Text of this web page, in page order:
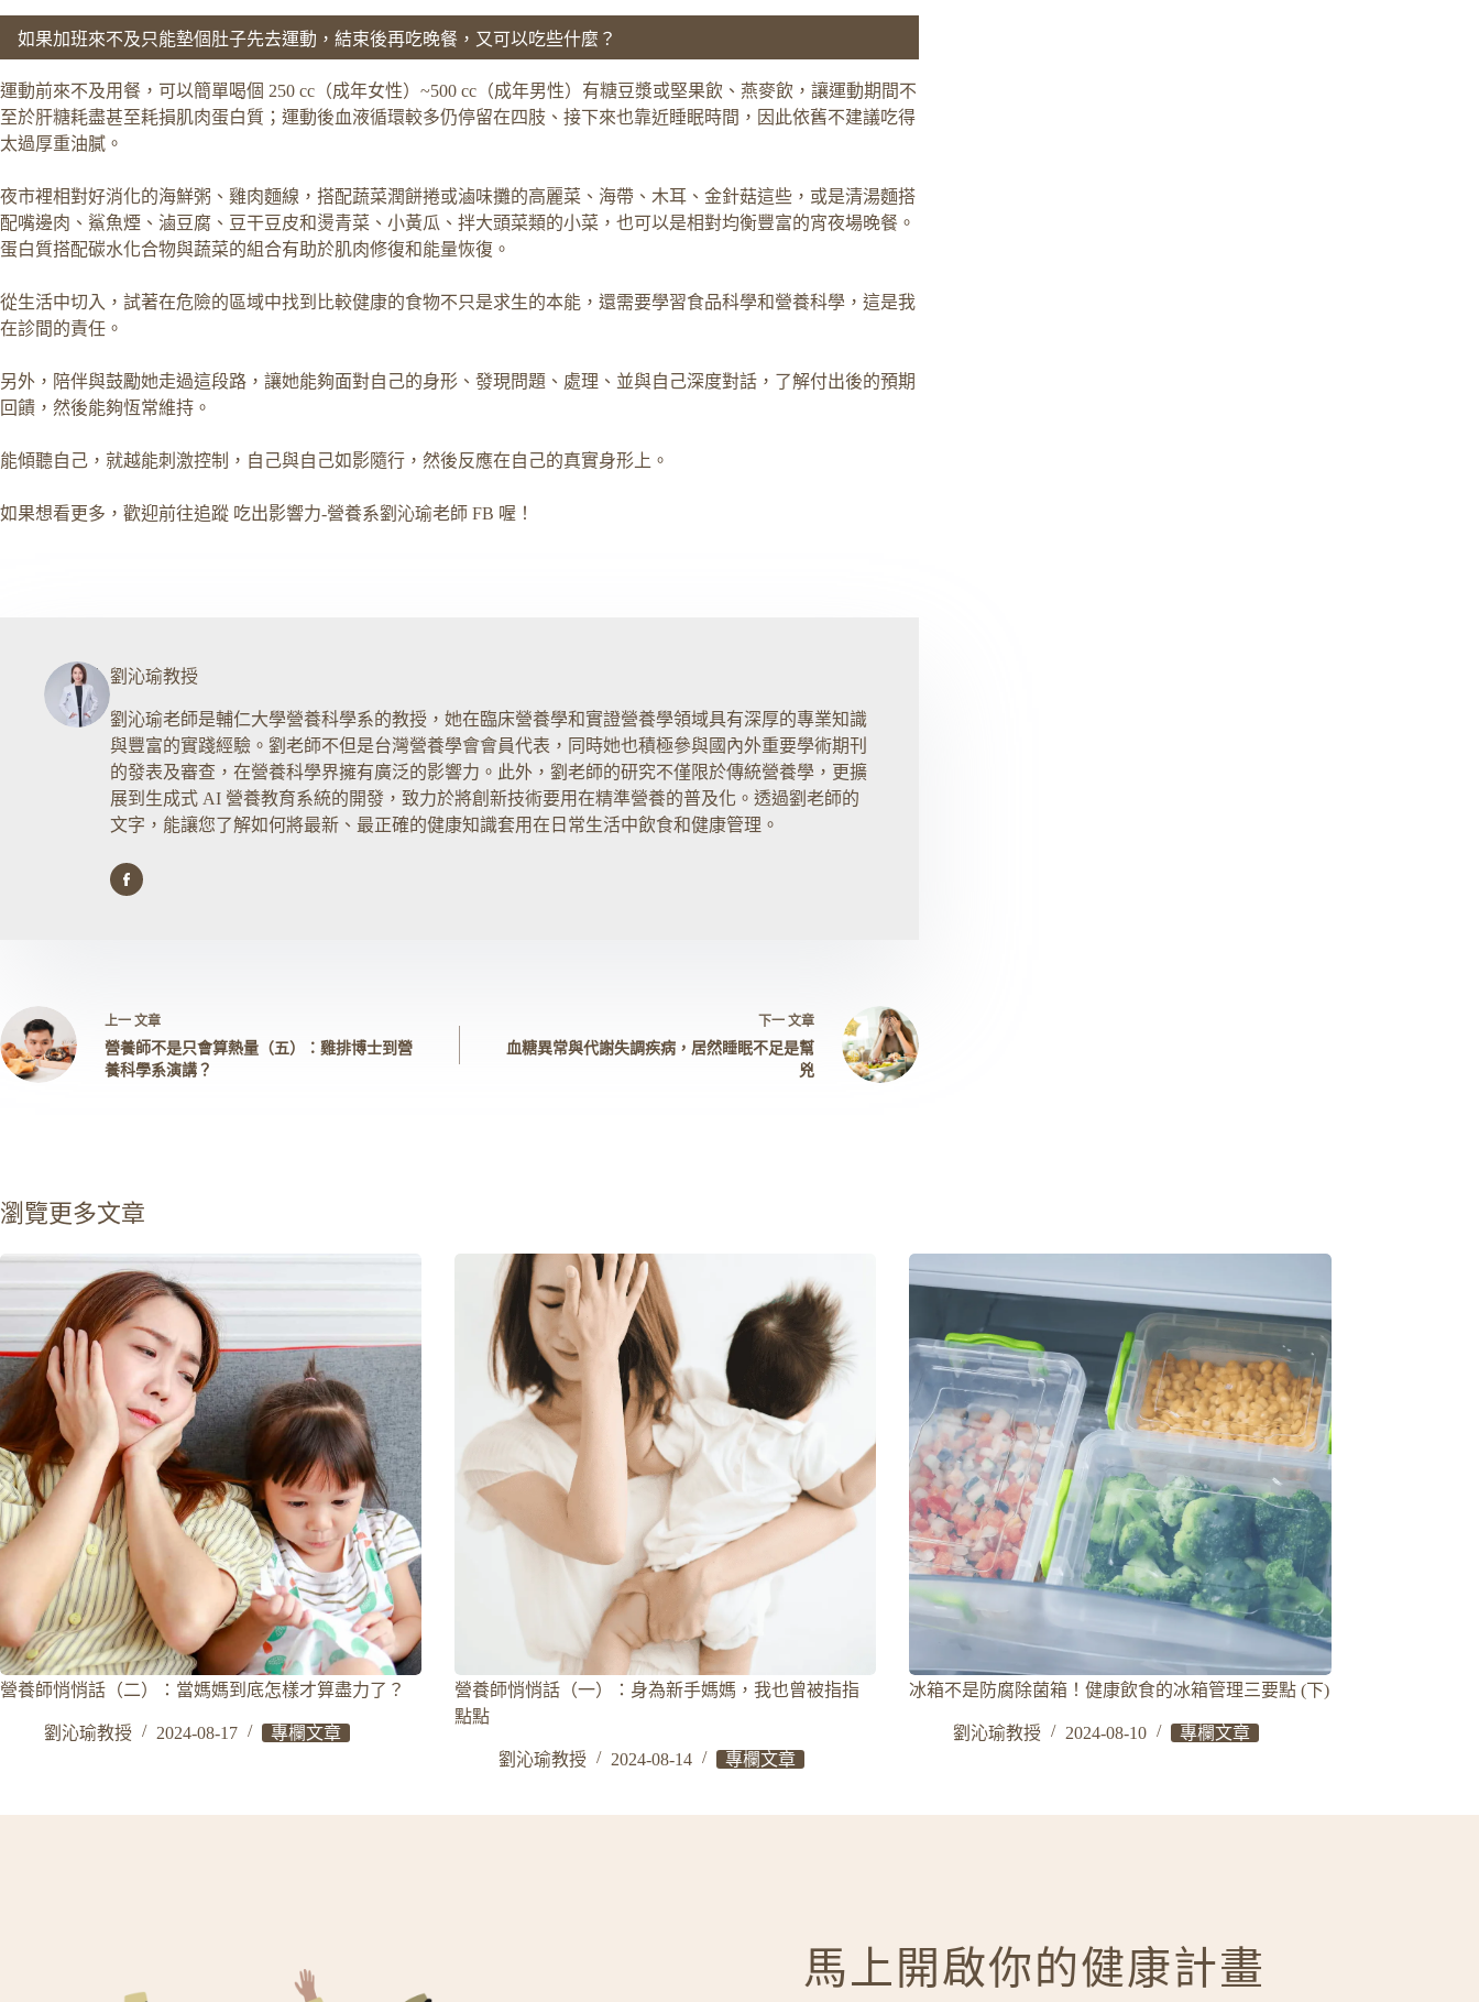
如果加班來不及只能墊個肚子先去運動，結束後再吃晚餐，又可以吃些什麼？
運動前來不及用餐，可以簡單喝個 250 cc（成年女性）~500 cc（成年男性）有糖豆漿或堅果飲、燕麥飲，讓運動期間不
至於肝糖耗盡甚至耗損肌肉蛋白質；運動後血液循環較多仍停留在四肢、接下來也靠近睡眠時間，因此依舊不建議吃得
太過厚重油膩。
夜市裡相對好消化的海鮮粥、雞肉麵線，搭配蔬菜潤餅捲或滷味攤的高麗菜、海帶、木耳、金針菇這些，或是清湯麵搭
配嘴邊肉、鯊魚煙、滷豆腐、豆干豆皮和燙青菜、小黃瓜、拌大頭菜類的小菜，也可以是相對均衡豐富的宵夜場晚餐。
蛋白質搭配碳水化合物與蔬菜的組合有助於肌肉修復和能量恢復。
從生活中切入，試著在危險的區域中找到比較健康的食物不只是求生的本能，還需要學習食品科學和營養科學，這是我
在診間的責任。
另外，陪伴與鼓勵她走過這段路，讓她能夠面對自己的身形、發現問題、處理、並與自己深度對話，了解付出後的預期
回饋，然後能夠恆常維持。
能傾聽自己，就越能刺激控制，自己與自己如影隨行，然後反應在自己的真實身形上。
如果想看更多，歡迎前往追蹤 吃出影響力-營養系劉沁瑜老師 FB 喔！
劉沁瑜教授
劉沁瑜老師是輔仁大學營養科學系的教授，她在臨床營養學和實證營養學領域具有深厚的專業知識
與豐富的實踐經驗。劉老師不但是台灣營養學會會員代表，同時她也積極參與國內外重要學術期刊
的發表及審查，在營養科學界擁有廣泛的影響力。此外，劉老師的研究不僅限於傳統營養學，更擴
展到生成式 AI 營養教育系統的開發，致力於將創新技術要用在精準營養的普及化。透過劉老師的
文字，能讓您了解如何將最新、最正確的健康知識套用在日常生活中飲食和健康管理。
上一 文章
營養師不是只會算熱量（五）：雞排博士到營
養科學系演講？
下一 文章
血糖異常與代謝失調疾病，居然睡眠不足是幫
兇
瀏覽更多文章
營養師悄悄話（二）：當媽媽到底怎樣才算盡力了？
劉沁瑜教授 2024-08-17 專欄文章
營養師悄悄話（一）：身為新手媽媽，我也曾被指指
點點
劉沁瑜教授 2024-08-14 專欄文章
冰箱不是防腐除菌箱！健康飲食的冰箱管理三要點 (下)
劉沁瑜教授 2024-08-10 專欄文章
馬上開啟你的健康計畫